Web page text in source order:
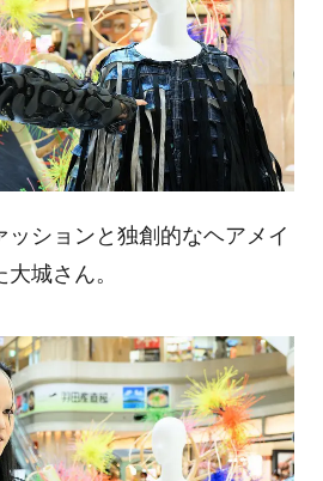
ションと独創的なヘアメイ
城さん。